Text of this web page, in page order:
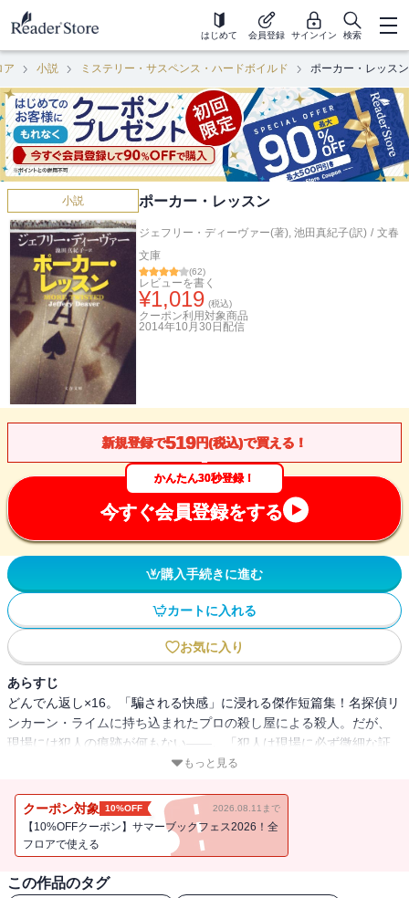
はじめて 会員登録 サインイン 検索
ア 小説 ミステリー・サスペンス・ハードボイルド ポーカー・レッスン
小説 ポーカー・レッスン
ジェフリー・ディーヴァー(著), 池田真紀子(訳) / 文春
文庫
(62)
レビューを書く
¥1,019 (税込)
クーポン利用対象商品
2014年10月30日 配信
新規登録で519円(税込)で買える！
かんたん30秒登録！
今すぐ会員登録をする
購入手続きに進む
カートに入れる
お気に入り
あらすじ
どんでん返し×16。「騙される快感」に浸れる傑作短篇集！名探偵リ
ンカーン・ライムに持ち込まれたプロの殺し屋による殺人。だが、
現場には犯人の痕跡が何もない――。「犯人は現場に必ず微細な証
拠を残す」という原理を裏切る難事件を描く「ロカールの原理」を
高のミステリ作家の技をとくとご堪能あれ。2013年週刊文春ミステ
リーベスト10第５位、このミステリーがすごい！第５位。
もっと見る
クーポン対象 10%OFF 2026.08.11まで
【10%OFFクーポン】サマーブックフェス2026！全
フロアで使える
この作品のタグ